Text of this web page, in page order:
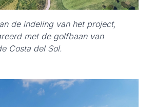
de indeling van het project,
met de golfbaan van
Costa del Sol.